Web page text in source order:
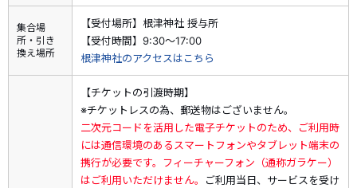
額は充当できません。
・予約済みの商品を取消した場合、既に利用したクーポンの返
却はございません（天災、輸送障害等の事由により旅行を中止
された場合を含む）。
・割引内容、割引対象商品は期間中に追加、変更される場合が
あります。また、予算上限に達し次第、予告なく割引クーポン
の適用を終了する場合がございます。予めご了承ください。
・割引クーポンの詳細・ご利用方法はこちら
集合場
所・引き
換え場所
【受付場所】根津神社 授与所
【受付時間】9:30～17:00
根津神社のアクセスはこちら
【チケットの引渡時期】
※チケットレスの為、郵送物はございません。
二次元コードを活用した電子チケットのため、ご利用時
には通信環境のあるスマートフォンやタブレット端末の
携行が必要です。フィーチャーフォン（通称ガラケー）
はご利用いただけません。
ご利用当日、サービスを受け